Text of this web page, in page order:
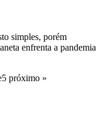
simples, porém
enfrenta a pandemia
5 próximo »